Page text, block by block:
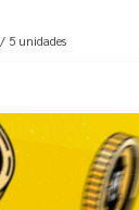
/ 5 unidades